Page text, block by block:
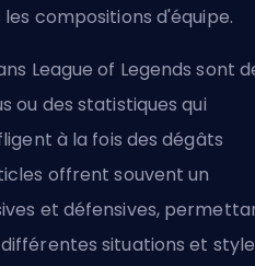
compositions d'équipe.
League of Legends sont
ou des statistiques qui
à la fois des dégâts
offrent souvent un
et défensives,
situations et